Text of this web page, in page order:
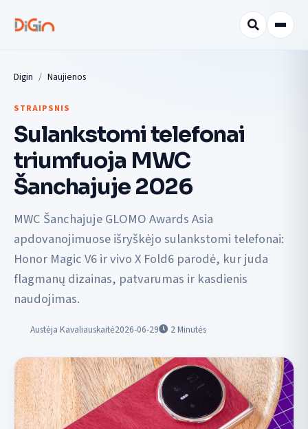
Digin Naujienos
STRAIPSNIS
Sulankstomi telefonai
triumfuoja MWC
Šanchajuje 2026
MWC Šanchajuje GLOMO Awards Asia
apdovanojimuose išryškėjo sulankstomi telefonai:
Honor Magic V6 ir vivo X Fold6 parodė, kur juda
flagmanų dizainas, patvarumas ir kasdienis
naudojimas.
Austėja Kavaliauskaitė2026-06-29 2Minutės